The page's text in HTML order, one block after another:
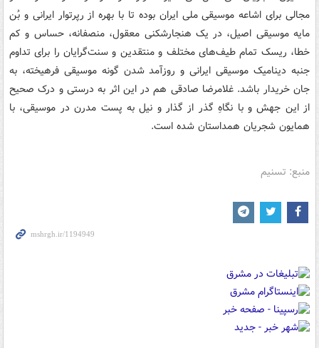
مجالی برای اشاعه موسیقی ملی ایران بوده تا با بهره از رپرتوار ایرانی و بُن
مایه موسیقی اصیل، در یک هنجارشکنی معقول، منصفانه، حساس و کم
خطا، ریسک تمام طیف‌های مختلف و منتقدین و سنت‌گرایان را برای تداوم
جنبه دینامیک موسیقی ایرانی و روزآمد شدن گونه موسیقی فرهیخته، به
جان خریدار باشد. غلامرضا صادقی هم در این اثر به درستی و درک صحیح
از این جهش و با نگاهِ گذر از گذار و نیل به پست مدرن در موسیقی، با
همایون شجریان همداستان شده است.
منبع: تسنیم